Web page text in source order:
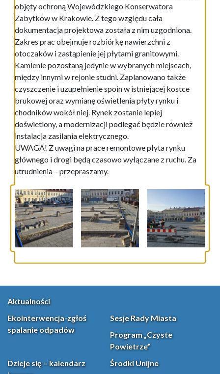
objęty ochroną Wojewódzkiego Konserwatora
Zabytków w Krakowie. Z tego względu cała
dokumentacja projektowa została z nim uzgodniona.
Zakres prac obejmuje rozbiórkę nawierzchni z
otoczaków i zastąpienie jej płytami granitowymi.
Kamienie pozostaną jedynie w wybranych miejscach,
między innymi w rejonie studni. Zaplanowano także
czyszczenie i uzupełnienie spoin w istniejącej kostce
brukowej oraz wymianę oświetlenia płyty rynku i
chodników wokół niej. Rynek zostanie lepiej
doświetlony, a modernizacji podlegać będzie również
instalacja zasilania elektrycznego.
UWAGA! Z uwagi na prace remontowe płyta rynku
głównego i drogi będą czasowo wyłączane z ruchu. Za
utrudnienia – przepraszamy.
Aktualności
Ekointerwencja-zgłoś
spalanie odpadów
Sesje Rady Miasta
Program „Czyste
Powietrze”
Dzieje się – kalendarz
Środki Unijne